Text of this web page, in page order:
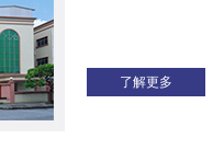
了解更多